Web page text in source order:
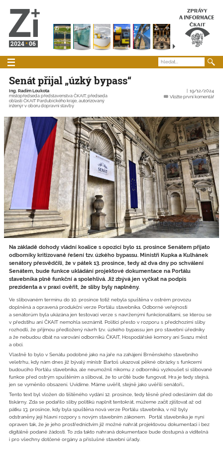
2024 06
Senát přijal „úzký bypass“
Ing. Radim Loukota
místopředseda představenstva ČKAIT, předseda
oblasti ČKAIT Pardubického kraje, autorizovaný
inženýr v oboru dopravní stavby
19/12/2024
Vložte první komentář
Na základě dohody vládní koalice s opozicí bylo 11. prosince Senátem přijato
odborníky kritizované řešení tzv. úzkého bypassu. Ministři Kupka a Kulhánek
senátory přesvědčili, že v pátek 13. prosince, tedy až dva dny po schválení
Senátem, bude funkce ukládání projektové dokumentace na Portálu
stavebníka plně funkční a spolehlivá. Již zbývá jen vyčkat na podpis
prezidenta a v praxi ověřit, že sliby byly naplněny.
Ve slibovaném termínu do 10. prosince totiž nebyla spuštěna v ostrém provozu
doplněná a opravená produkční verze Portálu stavebníka. Odborné veřejnosti
a senátorům byla ukázána jen testovací verze s navrženými funkcionalitami, se kterou se
v předstihu ani ČKAIT nemohla seznámit. Politici přesto v rozporu s předchozími sliby
rozhodli, že přijmou předložený návrh tzv. úzkého bypassu jen pro stavební úředníky
a že nebudou dbát na varování odborníků ČKAIT, Hospodářské komory ani Svazu měst
a obcí.
Vlastně to bylo v Senátu podobné jako na jaře na zahájení Brněnského stavebního
veletrhu, kdy nám dnes již bývalý ministr Bartoš ukazoval pěkné obrázky s funkcemi
budoucího Portálu stavebníka, ale neumožnil nikomu z odborníků vyzkoušet si slibované
funkce před ostrým spuštěním a sliboval, že to určitě bude fungovat. Hra je tedy stejná,
jen se vyměnilo obsazení. Uvidíme. Máme uvěřit, stejně jako uvěřili senátoři…
Tento text byl vložen do tištěného vydání 12. prosince, tedy těsně před odesláním dat do
tiskárny. Zda se podařilo sliby politiků naplnit tentokrát, můžeme začít zjišťovat až od
pátku 13. prosince, kdy byla spuštěna nová verze Portálu stavebníka, v níž byly
odstraněny její hlavní rozpory s novým stavebním zákonem. Portál stavebníka je nyní
opraven tak, že je jeho prostřednictvím již možné nahrát projektovou dokumentaci i bez
digitálně podané žádosti. To zda takto nahraná dokumentace bude dostupná a viditelná
i pro všechny dotčené orgány a příslušné stavební úřady.